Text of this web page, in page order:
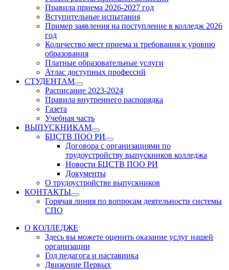
Правила приема 2026-2027 год
Вступительные испытания
Пример заявления на поступление в колледж 2026
год
Количество мест приема и требования к уровню
образования
Платные образовательные услуги
Атлас доступных профессий
СТУДЕНТАМ
Show
sub
menu
Расписание 2023-2024
Правила внутреннего распорядка
Газета
Учебная часть
ВЫПУСКНИКАМ
Show
sub
menu
БЦСТВ ПОО РИ
Show
sub
menu
Договора с организациями по
трудоустройству выпускников колледжа
Новости БЦСТВ ПОО РИ
Документы
О трудоустройстве выпускников
КОНТАКТЫ
Show
sub
Горячая линия по вопросам деятельности системы
СПО
О КОЛЛЕДЖЕ
Здесь вы можете оценить оказание услуг нашей
организации
Год педагога и наставника
Движение Первых